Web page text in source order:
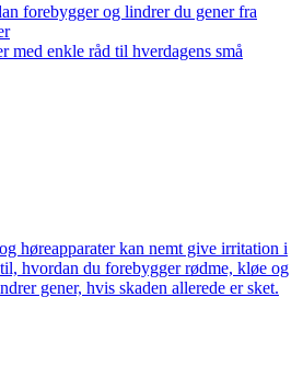
forebygger og lindrer du gener fra
med enkle råd til hverdagens små
høreapparater kan nemt give irritation i
hvordan du forebygger rødme, kløe og
gener, hvis skaden allerede er sket.